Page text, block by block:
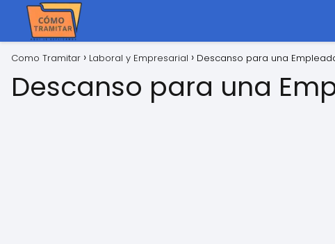
Como Tramitar Laboral y Empresarial Descanso para una
Descanso para una